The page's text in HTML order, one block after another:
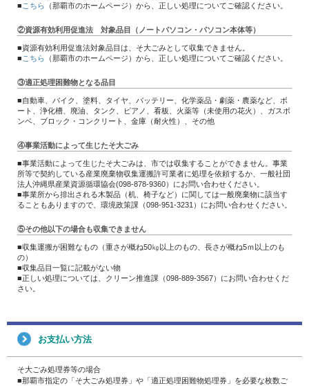
■ こちら （那覇市のホームページ）から、正しい処理についてご確認ください。
②資源有効利用促進法 対象品目（ノートパソコン・パソコン本体等）
■資源有効利用促進法対象品目は、そ大ごみとして収集できません。
■ こちら （那覇市のホームページ）から、正しい処理についてご確認ください。
③適正処理困難物となる品目
■自動車、バイク、塗料、タイヤ、バッテリー、化学薬品・劇薬・農薬など、ボ
ート、浄化槽、廃油、タンク、ピアノ、看板、火薬等（未使用の花火）、ガスボ
ンベ、ブロック・コンクリート、金庫（耐火性）、その他
④事業活動によって生じたそ大ごみ
■事業活動によって生じたそ大ごみは、市では収集することができません。事業
所等で契約している産業廃棄物収集運搬許可業者に処理を依頼するか、一般社団
法人沖縄県産業資源循環協会(098-878-9360）にお問い合わせください。
■事業所から排出される木製品（机、椅子など）に関しては一般廃棄物に該当す
ることもありますので、環境政策課（098-951-3231）にお問い合わせください。
⑤その他以下の場合も収集できません
■収集運搬が困難なもの（重さが概ね50㎏以上のもの、長さが概ね5ｍ以上のも
の）
■収集品目一覧に記載がない物
■正しい処理については、クリーン推進課（098-889-3567）にお問い合わせくだ
さい。
お支払い方法
そ大ごみ処理券等の場合
■那覇市指定の「そ大ごみ処理券」や「適正処理困難物処理券」を必要な枚数ご